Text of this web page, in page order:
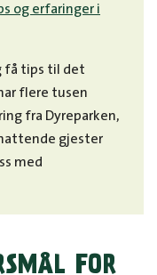
og erfaringer i
få tips til det
flere tusen
fra Dyreparken,
gjester
med
FOR